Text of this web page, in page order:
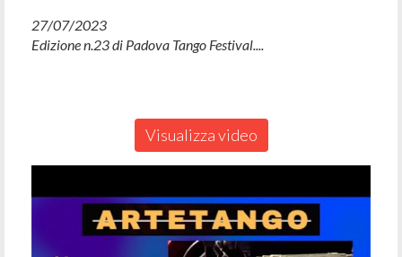
27/07/2023
Edizione n.23 di Padova Tango Festival....
Visualizza video